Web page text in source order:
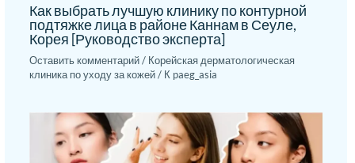
Как выбрать лучшую клинику по контурной
подтяжке лица в районе Каннам в Сеуле,
Корея [Руководство эксперта]
Оставить комментарий/ Корейская дерматологическая
клиника по уходу за кожей/ К paeg_asia